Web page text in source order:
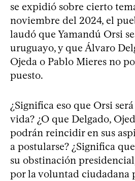
se expidió sobre cierto
noviembre del 2024, el
laudó que Yamandú Orsi
uruguayo, y que Álvaro
Ojeda o Pablo Mieres no
puesto.
¿Significa eso que Orsi
vida? ¿O que Delgado,
podrán reincidir en sus
a postularse? ¿Significa
su obstinación
por la voluntad ciudadana